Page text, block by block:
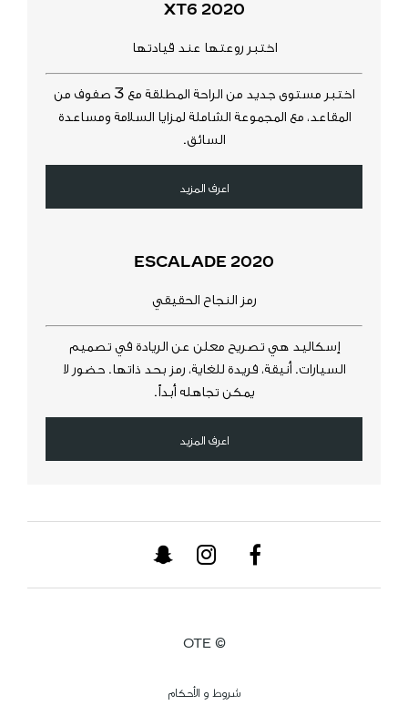
2020 XT6
اختبر روعتها عند قيادتها
​اختبر مستوى جديد من الراحة المطلقة مع 3 صفوف من
المقاعد، مع المجموعة الشاملة لمزايا السلامة ومساعدة
السائق.
اعرف المزيد
2020 ESCALADE
رمز النجاح الحقيقي
إسكاليد هي تصريح معلن عن الريادة في تصميم
السيارات. أنيقة، فريدة للغاية، رمز بحد ذاتها. حضور لا
يمكن تجاهله أبداً.
اعرف المزيد
© OTE
شروط و الأحكام